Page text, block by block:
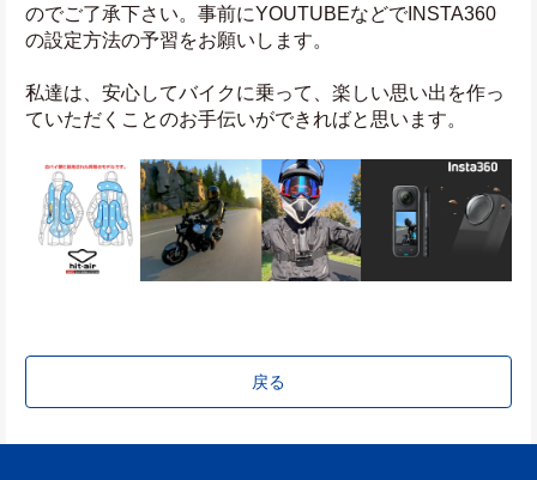
のでご了承下さい。事前にYOUTUBEなどでINSTA360
の設定方法の予習をお願いします。
私達は、安心してバイクに乗って、楽しい思い出を作っ
ていただくことのお手伝いができればと思います。
戻る